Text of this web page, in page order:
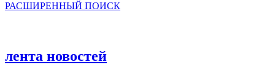
РАСШИРЕННЫЙ ПОИСК
лента новостей